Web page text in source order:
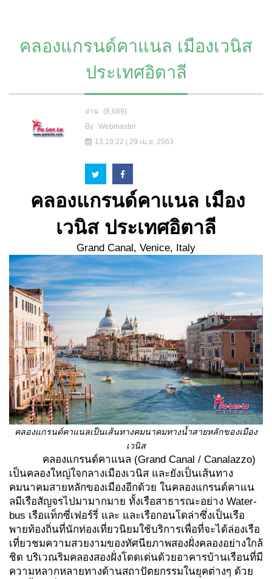
คลองแกรนด์คาแนล เมืองเวนิส
ประเทศอิตาลี
อ่าน
(8,689)
By
Webmaster
13:19:22 | 29 เม.ย. 2563
คลองแกรนด์คาแนล เมือง
เวนิส ประเทศอิตาลี
Grand Canal, Venice, Italy
คลองแกรนด์คาแนลเป็นเส้นทางคมนาคมทางน้ำสายหลักของเมือง
เวนิส
คลองแกรนด์คาแนล (Grand Canal / Canalazzo)
เป็นคลองใหญ่ใจกลางเมืองเวนิส และยังเป็นเส้นทาง
คมนาคมสายหลักของเมืองอีกด้วย ในคลองแกรนด์คาแน
ลมีเรือสัญจรไปมามากมาย ทั้งเรือสาธารณะอย่าง Water-
bus เรือแท็กซี่เฟอร์รี่ และ และเรือกอนโดล่าซึ่งเป็นเรือ
พายท้องถิ่นที่นักท่องเที่ยวนิยมใช้บริการเพื่อที่จะได้ล่องเรือ
เที่ยวชมความสวยงามของทัศนียภาพสองฝั่งคลองอย่างใกล้
ชิด บริเวณริมคลองสองฝั่งโดดเด่นด้วยอาคารบ้านเรือนที่มี
ความหลากหลายทางด้านสถาปัตยกรรมในยุคต่างๆ ด้วย